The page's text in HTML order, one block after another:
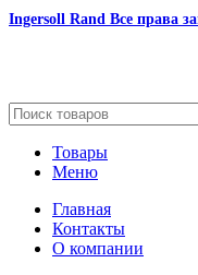
Ingersoll Rand Все права
Товары
Меню
Главная
Контакты
О компании